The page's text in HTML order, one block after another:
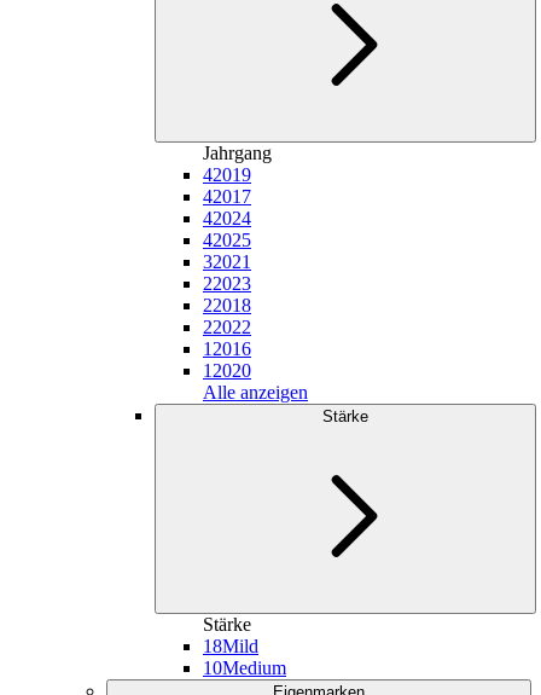
Jahrgang
42019
42017
42024
42025
32021
22023
22018
22022
1 2016
1 2020
Alle anzeigen
Stärke
Stärke
18Mild
10Medium